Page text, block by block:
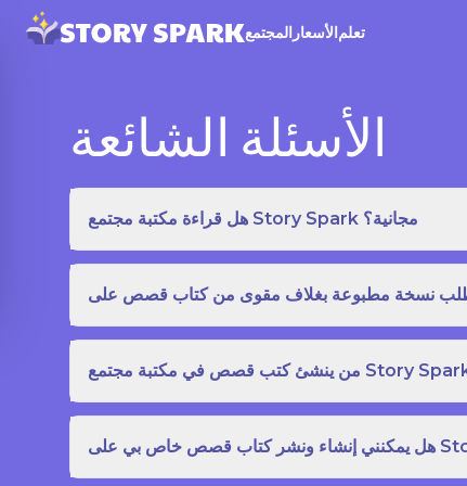
المجتمع الأسعارتعلم
الأسئلة الشائعة
هل قراءة مكتبة مجتمع Story Spark مجانية؟